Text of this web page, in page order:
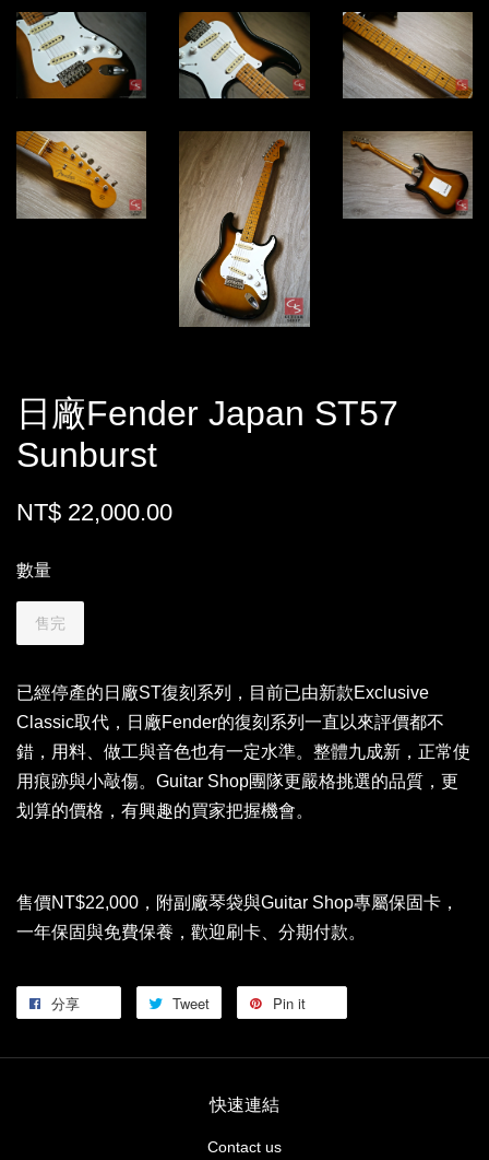
日廠Fender Japan ST57
Sunburst
NT$ 22,000.00
數量
售完
已經停產的日廠ST復刻系列，目前已由新款Exclusive
Classic取代，日廠Fender的復刻系列一直以來評價都不
錯，用料、做工與音色也有一定水準。整體九成新，正常使
用痕跡與小敲傷。Guitar Shop團隊更嚴格挑選的品質，更
划算的價格，有興趣的買家把握機會。
售價NT$22,000，附副廠琴袋與Guitar Shop專屬保固卡，
一年保固與免費保養，歡迎刷卡、分期付款。
分享 Tweet Pin it
快速連結
Contact us